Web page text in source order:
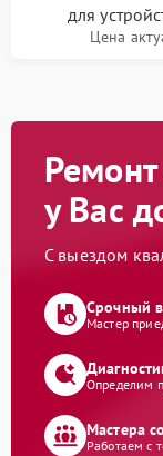
для
Цена
у Вас
С выездом
Срочный
Мастер
Определим
Мастера
Работаем с